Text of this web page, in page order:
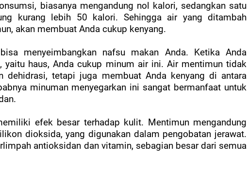
biasanya mengandung nol kalori, sedangkan satu
kurang lebih 50 kalori. Sehingga air yang ditambah
akan membuat Anda cukup kenyang.
menyeimbangkan nafsu makan Anda. Ketika Anda
yaitu haus, Anda cukup minum air ini. Air mentimun tidak
dehidrasi, tetapi juga membuat Anda kenyang di antara
minuman menyegarkan ini sangat bermanfaat untuk
efek besar terhadap kulit. Mentimun mengandung
dioksida, yang digunakan dalam pengobatan jerawat.
antioksidan dan vitamin, sebagian besar dari semua